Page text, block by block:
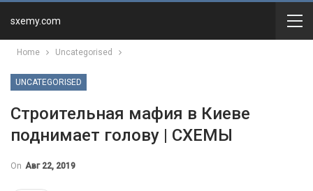
sxemy.com
Home Uncategorised
UNCATEGORISED
Строительная мафия в Киеве
поднимает голову | СХЕМЫ
On Авг 22, 2019